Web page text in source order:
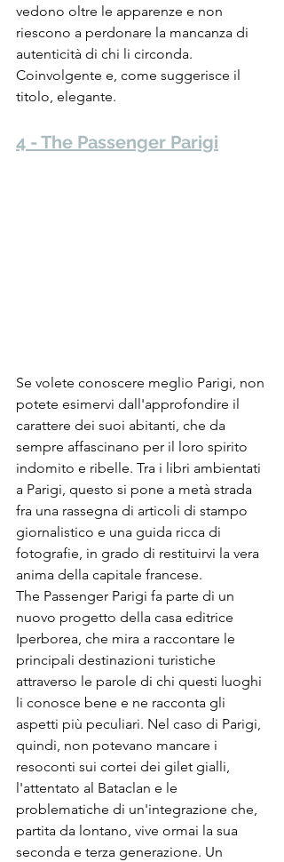
vedono oltre le apparenze e non
riescono a perdonare la mancanza di
autenticità di chi li circonda.
Coinvolgente e, come suggerisce il
titolo, elegante.
4 - The Passenger Parigi
Se volete conoscere meglio Parigi, non
potete esimervi dall'approfondire il
carattere dei suoi abitanti, che da
sempre affascinano per il loro spirito
indomito e ribelle. Tra i libri ambientati
a Parigi, questo si pone a metà strada
fra una rassegna di articoli di stampo
giornalistico e una guida ricca di
fotografie, in grado di restituirvi la vera
anima della capitale francese.
The Passenger Parigi fa parte di un
nuovo progetto della casa editrice
Iperborea, che mira a raccontare le
principali destinazioni turistiche
attraverso le parole di chi questi luoghi
li conosce bene e ne racconta gli
aspetti più peculiari. Nel caso di Parigi,
quindi, non potevano mancare i
resoconti sui cortei dei gilet gialli,
l'attentato al Bataclan e le
problematiche di un'integrazione che,
partita da lontano, vive ormai la sua
seconda e terza generazione. Un